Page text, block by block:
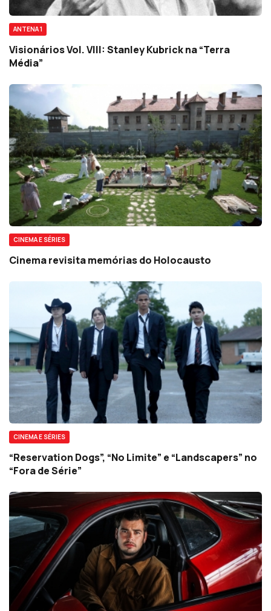
ANTENA 1
Visionários Vol. VIII: Stanley Kubrick na “Terra
Média”
CINEMA E SÉRIES
Cinema revisita memórias do Holocausto
CINEMA E SÉRIES
“Reservation Dogs”, “No Limite” e “Landscapers” no
“Fora de Série”